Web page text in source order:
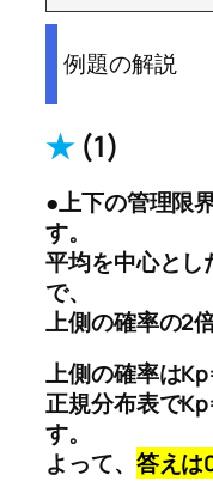
例題の解説
★(1)
●上下の管理限
す。
平均を中心とし
で、
上側の確率の2
上側の確率は
正規分布表で
す。
よって、 答えは